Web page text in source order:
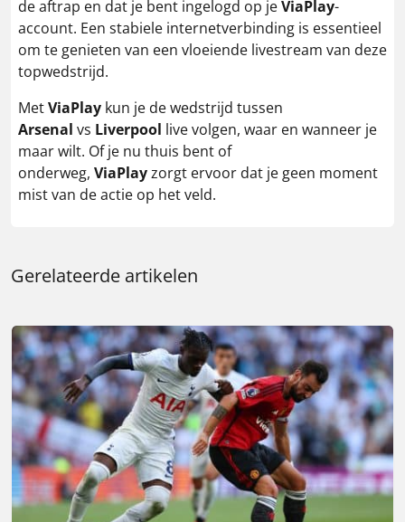
de aftrap en dat je bent ingelogd op jeViaPlay-
account. Een stabiele internetverbinding is essentieel
om te genieten van een vloeiende livestream van deze
topwedstrijd.
MetViaPlay kun je de wedstrijd tussen
Arsenal vs Liverpool live volgen, waar en wanneer je
maar wilt. Of je nu thuis bent of
onderweg, ViaPlayzorgt ervoor dat je geen moment
mist van de actie op het veld.
Gerelateerde artikelen